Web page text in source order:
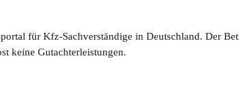
für Kfz-Sachverständige in Deutschland. Der
keine Gutachterleistungen.